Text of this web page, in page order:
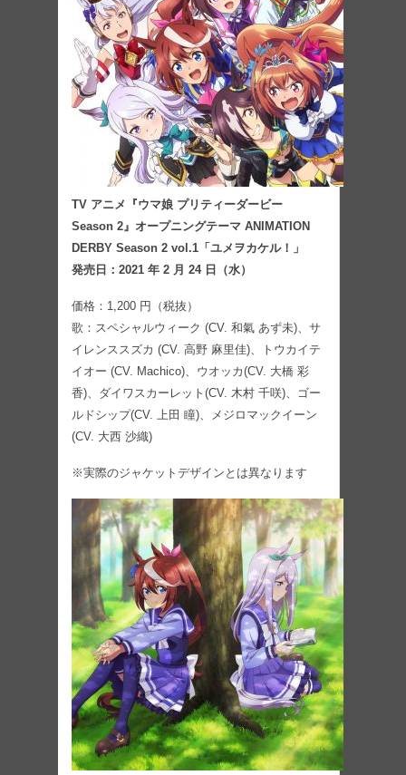
TV アニメ『ウマ娘 プリティーダービー
Season 2』オープニングテーマ ANIMATION
DERBY Season 2 vol.1「ユメヲカケル！」
発売日：2021 年 2 月 24 日（水）
価格：1,200 円（税抜）
歌：スペシャルウィーク (CV. 和氣 あず未)、サ
イレンススズカ (CV. 高野 麻里佳)、トウカイテ
イオー (CV. Machico)、ウオッカ(CV. 大橋 彩
香)、ダイワスカーレット(CV. 木村 千咲)、ゴー
ルドシップ(CV. 上田 瞳)、メジロマックイーン
(CV. 大西 沙織)
※実際のジャケットデザインとは異なります